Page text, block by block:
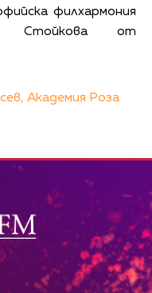
филхармония
Стойкова от
Академия Роза